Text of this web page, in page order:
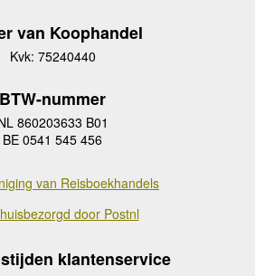
van Koophandel
Kvk: 75240440
BTW-nummer
860203633 B01
BE 0541 545 456
van Reisboekhandels
door Postnl
klantenservice